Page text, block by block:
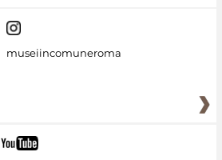
museiincomuneroma